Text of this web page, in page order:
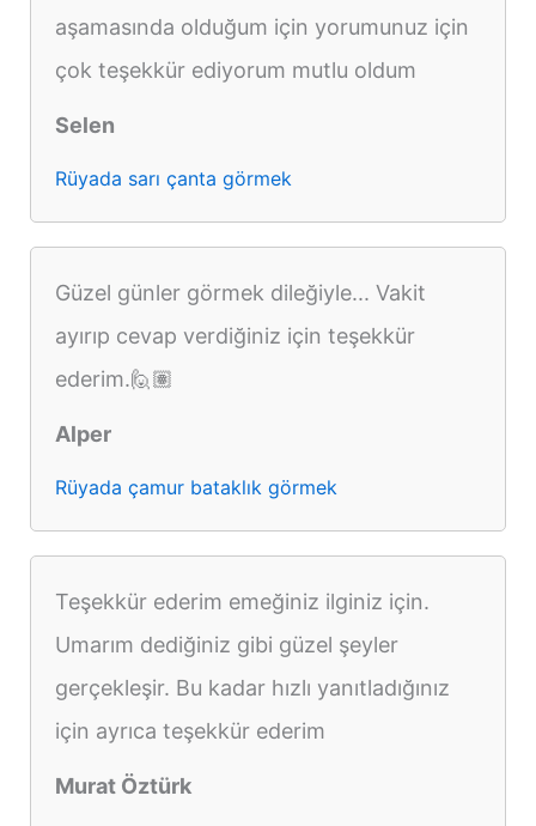
aşamasında olduğum için yorumunuz için
çok teşekkür ediyorum mutlu oldum
Selen
Rüyada sarı çanta görmek
Güzel günler görmek dileğiyle... Vakit
ayırıp cevap verdiğiniz için teşekkür
ederim.🙋🏽
Alper
Rüyada çamur bataklık görmek
Teşekkür ederim emeğiniz ilginiz için.
Umarım dediğiniz gibi güzel şeyler
gerçekleşir. Bu kadar hızlı yanıtladığınız
için ayrıca teşekkür ederim
Murat Öztürk